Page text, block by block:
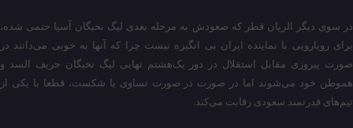
در سوی دیگر الریان قطر که صعودش به مرحله بعدی لیگ نخبگان آسیا حتمی شده،
برای رویارویی با نماینده ایران بی انگیزه نیست چرا که آنها به خوبی می‌دانند در
صورت پیروزی مقابل استقلال در دور یک‌هشتم نهایی لیگ نخبگان حریف السد و
هموطن خود می‌شوند اما در صورت در صورت تساوی یا شکست، قطعا با یکی از
تیم‌های قدرتمند سعودی رقابت می‌کند.